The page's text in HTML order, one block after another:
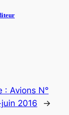
: Avions N°
2016
→